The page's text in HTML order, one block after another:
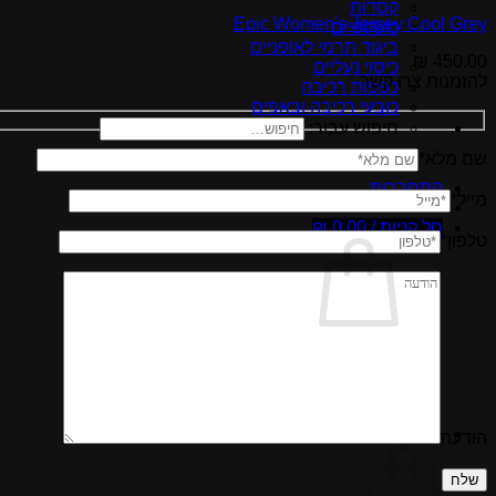
קסדות
משקפיים
ביגוד תרמי לאופניים
כיסוי נעליים
כפפות רכיבה
כובעי רכיבה ובאפים
חיפוש עבור:
התחברות
סל קניות / ₪0.00
Epic Women's Jersey Cool Grey
להזמנות צרו קשר
טלפון*
leave